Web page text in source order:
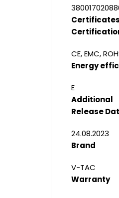
CE, EMC,
Energy
E
Additional
Release
24.08.2023
Brand
V-TAC
Warranty